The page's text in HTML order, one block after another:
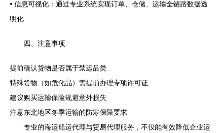
• 信息可视化：通过专业系统实现订单、仓储、运输全链路数据透
明化
四、注意事项
提前确认货物是否属于禁运品类
特殊货物（如危化品）需提前办理专项许可证
建议购买运输保险规避意外损失
注意东北地区冬季运输的防寒保障要求
专业的海运船运代理与贸易代理服务，不仅能有效降低企业运